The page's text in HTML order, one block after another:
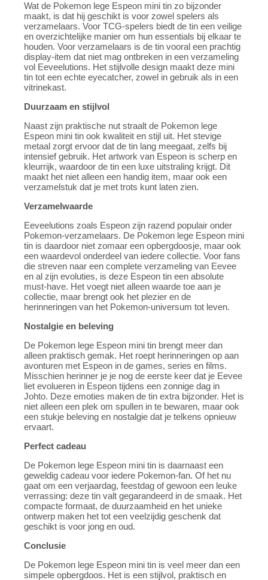
Wat de Pokemon lege Espeon mini tin zo bijzonder
maakt, is dat hij geschikt is voor zowel spelers als
verzamelaars. Voor TCG-spelers biedt de tin een veilige
en overzichtelijke manier om hun essentials bij elkaar te
houden. Voor verzamelaars is de tin vooral een prachtig
display-item dat niet mag ontbreken in een verzameling
vol Eeveelutions. Het stijlvolle design maakt deze mini
tin tot een echte eyecatcher, zowel in gebruik als in een
vitrinekast.
Duurzaam en stijlvol
Naast zijn praktische nut straalt de Pokemon lege
Espeon mini tin ook kwaliteit en stijl uit. Het stevige
metaal zorgt ervoor dat de tin lang meegaat, zelfs bij
intensief gebruik. Het artwork van Espeon is scherp en
kleurrijk, waardoor de tin een luxe uitstraling krijgt. Dit
maakt het niet alleen een handig item, maar ook een
verzamelstuk dat je met trots kunt laten zien.
Verzamelwaarde
Eeveelutions zoals Espeon zijn razend populair onder
Pokemon-verzamelaars. De Pokemon lege Espeon mini
tin is daardoor niet zomaar een opbergdoosje, maar ook
een waardevol onderdeel van iedere collectie. Voor fans
die streven naar een complete verzameling van Eevee
en al zijn evoluties, is deze Espeon tin een absolute
must-have. Het voegt niet alleen waarde toe aan je
collectie, maar brengt ook het plezier en de
herinneringen van het Pokemon-universum tot leven.
Nostalgie en beleving
De Pokemon lege Espeon mini tin brengt meer dan
alleen praktisch gemak. Het roept herinneringen op aan
avonturen met Espeon in de games, series en films.
Misschien herinner je je nog de eerste keer dat je Eevee
liet evolueren in Espeon tijdens een zonnige dag in
Johto. Deze emoties maken de tin extra bijzonder. Het is
niet alleen een plek om spullen in te bewaren, maar ook
een stukje beleving en nostalgie dat je telkens opnieuw
ervaart.
Perfect cadeau
De Pokemon lege Espeon mini tin is daarnaast een
geweldig cadeau voor iedere Pokemon-fan. Of het nu
gaat om een verjaardag, feestdag of gewoon een leuke
verrassing: deze tin valt gegarandeerd in de smaak. Het
compacte formaat, de duurzaamheid en het unieke
ontwerp maken het tot een veelzijdig geschenk dat
geschikt is voor jong en oud.
Conclusie
De Pokemon lege Espeon mini tin is veel meer dan een
simpele opbergdoos. Het is een stijlvol, praktisch en